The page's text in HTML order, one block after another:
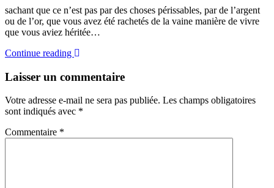
sachant que ce n’est pas par des choses périssables, par de l’argent
ou de l’or, que vous avez été rachetés de la vaine manière de vivre
que vous aviez héritée…
Continue reading
Laisser un commentaire
Votre adresse e-mail ne sera pas publiée. Les champs obligatoires
sont indiqués avec *
Commentaire *